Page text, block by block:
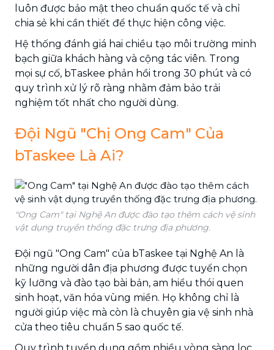
luôn được bảo mật theo chuẩn quốc tế và chỉ
chia sẻ khi cần thiết để thực hiện công việc.
Hệ thống đánh giá hai chiều tạo môi trường minh
bạch giữa khách hàng và cộng tác viên. Trong
mọi sự cố, bTaskee phản hồi trong 30 phút và có
quy trình xử lý rõ ràng nhằm đảm bảo trải
nghiệm tốt nhất cho người dùng.
Đội Ngũ "Chị Ong Cam" Của
bTaskee Là Ai?
"Ong Cam" tại Nghệ An được đào tạo thêm cách vệ sinh
vật dụng truyền thống đặc trưng địa phương.
Đội ngũ "Ong Cam" của bTaskee tại Nghệ An là
những người dân địa phương được tuyển chọn
kỹ lưỡng và đào tạo bài bản, am hiểu thói quen
sinh hoạt, văn hóa vùng miền. Họ không chỉ là
người giúp việc mà còn là chuyên gia vệ sinh nhà
cửa theo tiêu chuẩn 5 sao quốc tế.
Quy trình tuyển dụng gồm nhiều vòng sàng lọc